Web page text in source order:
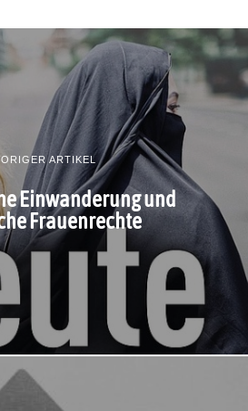
ARTIKEL
Einwanderung und
Frauenrechte